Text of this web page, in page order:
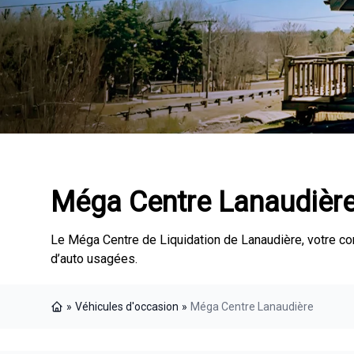
Méga Centre
Le Méga Centre de Liquidation de Lanaudière, votre
d’auto usagées.
» Véhicules d'occasion » Méga Centre Lanaudière